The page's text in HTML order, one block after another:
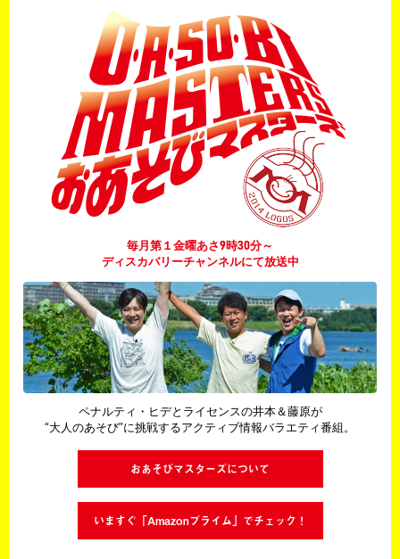
毎月第１金曜あさ9時30分～
ディスカバリーチャンネルにて放送中
ペナルティ・ヒデとライセンスの井本＆藤原が
“大人のあそび”に挑戦するアクティブ情報バラエティ番組。
おあそびマスターズについて
いますぐ「Amazonプライム」でチェック！